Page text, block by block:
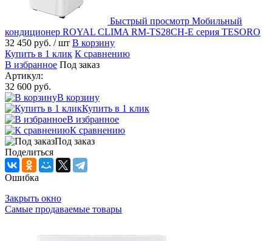
Быстрый просмотр Мобильный
кондиционер ROYAL CLIMA RM-TS28CH-E серия TESORO
32 450 руб. / шт В корзину
Купить в 1 клик К сравнению
В избранное Под заказ
Артикул:
32 600 руб.
В корзину
Купить в 1 клик
В избранное
К сравнению
Под заказ
Поделиться
Ошибка
Закрыть окно
Самые продаваемые товары